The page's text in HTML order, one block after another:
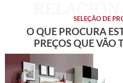
SELEÇÃO DE
O QUE PROCURA
PREÇOS QUE VÃO